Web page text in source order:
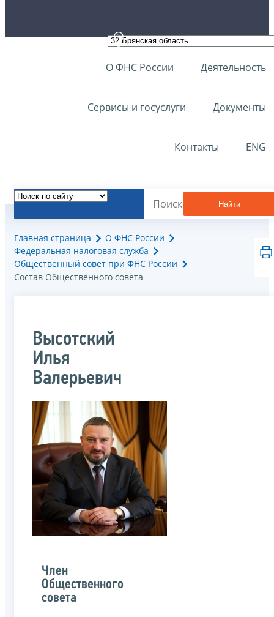
О ФНС России Деятельность
Сервисы и госуслуги Документы
Контакты ENG
Найти
Главная страница
О ФНС России
Федеральная налоговая служба
Общественный совет при ФНС России
Состав Общественного совета
Высотский
Илья
Валерьевич
Член
Общественного
совета